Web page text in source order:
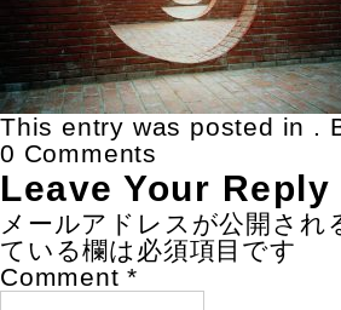
This entry was posted in .
0 Comments
Leave Your Reply
メールアドレスが公開さ
ている欄は必須項目です
Comment *